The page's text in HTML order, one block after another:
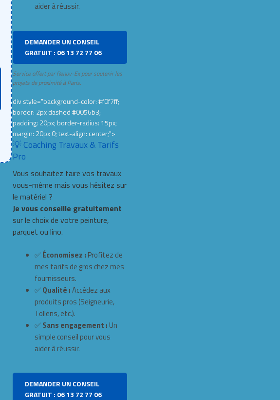
aider à réussir.
DEMANDER UN CONSEIL
GRATUIT : 06 13 72 77 06
Service offert par Renov-Ex pour soutenir les
projets de proximité à Paris.
div style="background-color: #f0f7ff;
border: 2px dashed #0056b3;
padding: 20px; border-radius: 15px;
margin: 20px 0; text-align: center;">
💡 Coaching Travaux & Tarifs
Pro
Vous souhaitez faire vos travaux
vous-même mais vous hésitez sur
le matériel ?
Je vous conseille gratuitement
sur le choix de votre peinture,
parquet ou lino.
✅ Économisez : Profitez de
mes tarifs de gros chez mes
fournisseurs.
✅ Qualité :Accédez aux
produits pros (Seigneurie,
Tollens, etc.).
✅ Sans engagement : Un
simple conseil pour vous
aider à réussir.
DEMANDER UN CONSEIL
GRATUIT : 06 13 72 77 06